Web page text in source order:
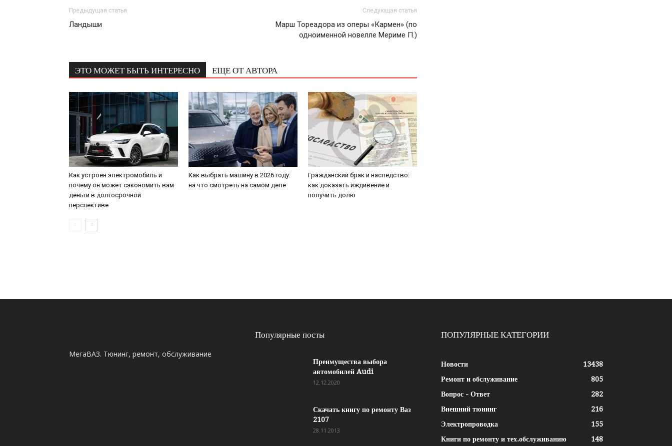
Предыдущая статья
Ландыши
Следующая статья
Марш Тореадора из оперы «Кармен» (по
одноименной новелле Мериме П.)
ЭТО МОЖЕТ БЫТЬ ИНТЕРЕСНО ЕЩЕ ОТ АВТОРА
Как устроен электромобиль и
почему он может сэкономить вам
деньги в долгосрочной
перспективе
Как выбрать машину в 2026 году:
на что смотреть на самом деле
Гражданский брак и наследство:
как доказать иждивение и
получить долю
МегаВАЗ. Тюнинг, ремонт, обслуживание
Популярные посты
Преимущества выбора
автомобилей Audi
12.12.2020
Скачать книгу по ремонту Ваз
2107
28.11.2013
ПОПУЛЯРНЫЕ КАТЕГОРИИ
Новости
13438
Ремонт и обслуживание
805
Вопрос - Ответ
282
Внешний тюнинг
216
Электропроводка
155
Книги по ремонту и тех.обслуживанию
148